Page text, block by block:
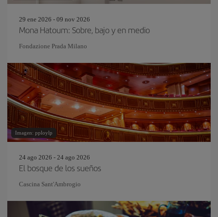
29 ene 2026 - 09 nov 2026
Mona Hatoum: Sobre, bajo y en medio
Fondazione Prada Milano
Imagen: pploylp
24 ago 2026 - 24 ago 2026
El bosque de los sueños
Cascina Sant'Ambrogio